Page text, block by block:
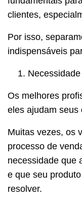
clientes,
Por isso,
indispensáveis
Necessidade
Os melhores
eles ajudam seus
Muitas vezes, os
processo de
necessidade que
e que seu
resolver.